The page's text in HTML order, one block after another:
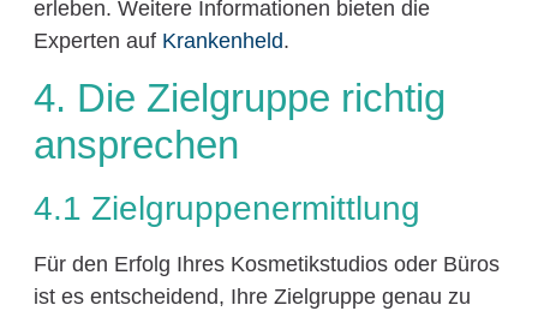
erleben. Weitere Informationen bieten die
Experten auf Krankenheld.
4. Die Zielgruppe richtig
ansprechen
4.1 Zielgruppenermittlung
Für den Erfolg Ihres Kosmetikstudios oder Büros
ist es entscheidend, Ihre Zielgruppe genau zu